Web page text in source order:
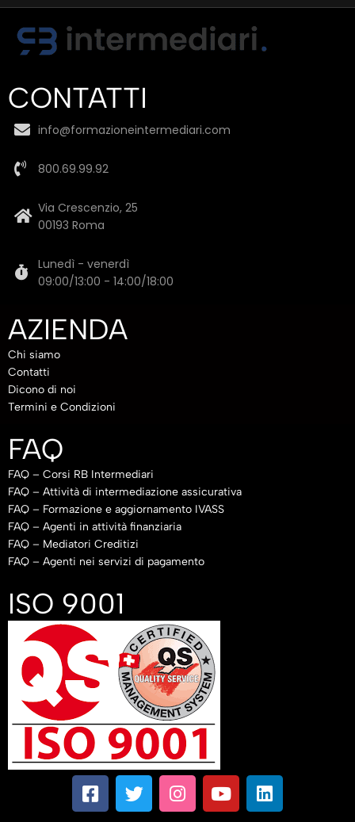
CONTATTI
info@formazioneintermediari.com
800.69.99.92
Via Crescenzio, 25
00193 Roma
Lunedì - venerdì
09:00/13:00 - 14:00/18:00
AZIENDA
Chi siamo
Contatti
Dicono di noi
Termini e Condizioni
FAQ
FAQ – Corsi RB Intermediari
FAQ – Attività di intermediazione assicurativa
FAQ – Formazione e aggiornamento IVASS
FAQ – Agenti in attività finanziaria
FAQ – Mediatori Creditizi
FAQ – Agenti nei servizi di pagamento
ISO 9001